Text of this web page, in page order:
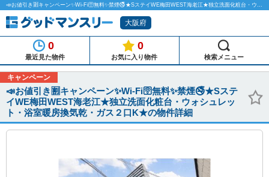
📣お値引き🈹キャンペーン✨Wi-Fi🛜無料✨禁煙🚭★SステイWE梅田WEST海老江★独立洗面化粧台・ウォシュレット・浴室暖房換気乾・ガス２口K★のマンスリーマンション物件詳細「グッドマンスリー」
大阪府
0
最近見た物件
0
お気に入り物件 検索メニュー
キャンペーン
📣お値引き🈹キャンペーン✨Wi-Fi🛜無料✨禁煙🚭★Sステ
イWE梅田WEST海老江★独立洗面化粧台・ウォシュレッ
ト・浴室暖房換気乾・ガス２口K★の物件詳細